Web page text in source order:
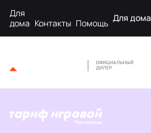
Для
дома Контакты Помощь Для дома